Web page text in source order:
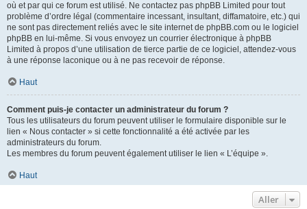
où et par qui ce forum est utilisé. Ne contactez pas phpBB Limited pour tout
problème d’ordre légal (commentaire incessant, insultant, diffamatoire, etc.) qui
ne sont pas directement reliés avec le site internet de phpBB.com ou le logiciel
phpBB en lui-même. Si vous envoyez un courrier électronique à phpBB
Limited à propos d’une utilisation de tierce partie de ce logiciel, attendez-vous
à une réponse laconique ou à ne pas recevoir de réponse.
Haut
Comment puis-je contacter un administrateur du forum ?
Tous les utilisateurs du forum peuvent utiliser le formulaire disponible sur le
lien « Nous contacter » si cette fonctionnalité a été activée par les
administrateurs du forum.
Les membres du forum peuvent également utiliser le lien « L’équipe ».
Haut
Aller